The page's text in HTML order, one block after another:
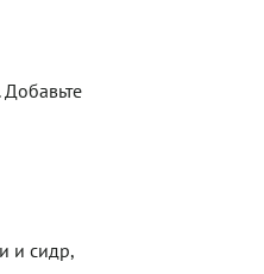
и сидр,